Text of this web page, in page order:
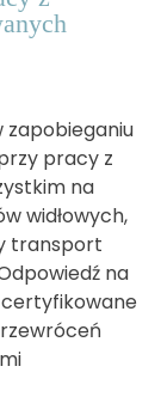
zapobieganiu
pracy z
na
widłowych,
transport
na